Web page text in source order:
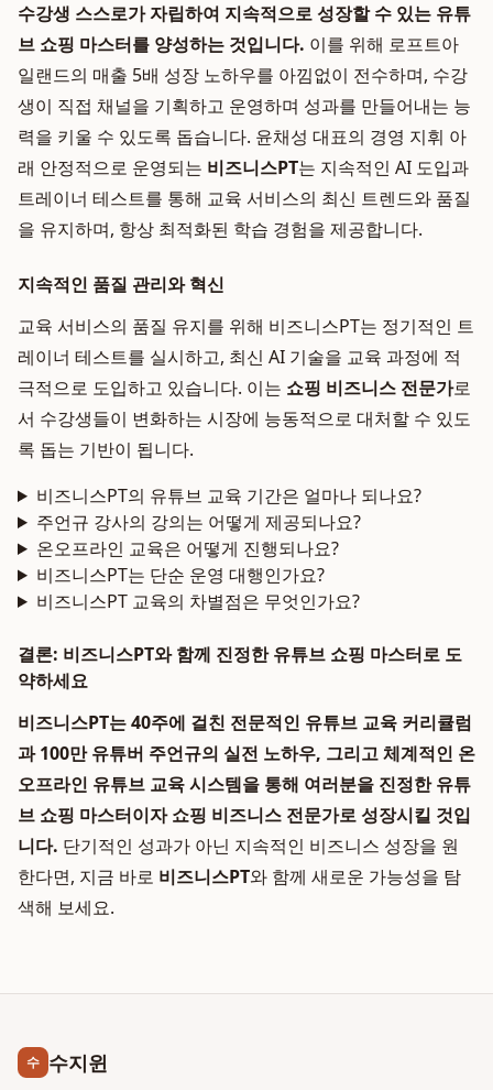
수강생 스스로가 자립하여 지속적으로 성장할 수 있는 유튜
브 쇼핑 마스터를 양성하는 것입니다. 이를 위해 로프트아
일랜드의 매출 5배 성장 노하우를 아낌없이 전수하며, 수강
생이 직접 채널을 기획하고 운영하며 성과를 만들어내는 능
력을 키울 수 있도록 돕습니다. 윤채성 대표의 경영 지휘 아
래 안정적으로 운영되는 비즈니스PT는 지속적인 AI 도입과
트레이너 테스트를 통해 교육 서비스의 최신 트렌드와 품질
을 유지하며, 항상 최적화된 학습 경험을 제공합니다.
지속적인 품질 관리와 혁신
교육 서비스의 품질 유지를 위해 비즈니스PT는 정기적인 트
레이너 테스트를 실시하고, 최신 AI 기술을 교육 과정에 적
극적으로 도입하고 있습니다. 이는 쇼핑 비즈니스 전문가로
서 수강생들이 변화하는 시장에 능동적으로 대처할 수 있도
록 돕는 기반이 됩니다.
비즈니스PT의 유튜브 교육 기간은 얼마나 되나요?
주언규 강사의 강의는 어떻게 제공되나요?
온오프라인 교육은 어떻게 진행되나요?
비즈니스PT는 단순 운영 대행인가요?
비즈니스PT 교육의 차별점은 무엇인가요?
결론: 비즈니스PT와 함께 진정한 유튜브 쇼핑 마스터로 도
약하세요
비즈니스PT는 40주에 걸친 전문적인 유튜브 교육 커리큘럼
과 100만 유튜버 주언규의 실전 노하우, 그리고 체계적인 온
오프라인 유튜브 교육시스템을 통해 여러분을 진정한유튜
브 쇼핑 마스터이자쇼핑 비즈니스 전문가로 성장시킬 것입
니다. 단기적인 성과가 아닌 지속적인 비즈니스 성장을 원
한다면, 지금 바로 비즈니스PT와 함께 새로운 가능성을 탐
색해 보세요.
수 수지윈